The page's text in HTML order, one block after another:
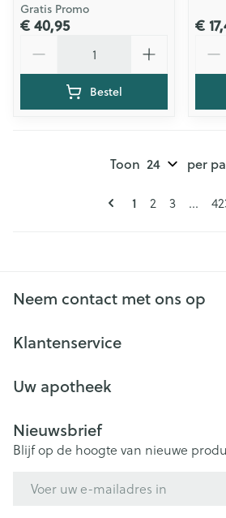
Gratis Promo
€ 40,95
Bestel
€
U lees
1 Pagina
2 Pagina
3 ...
Toon per
Neem contact met ons op
Klantenservice
Uw apotheek
Nieuwsbrief
Blijf op de hoogte van nieuwe